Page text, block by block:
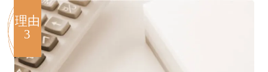
理由
3